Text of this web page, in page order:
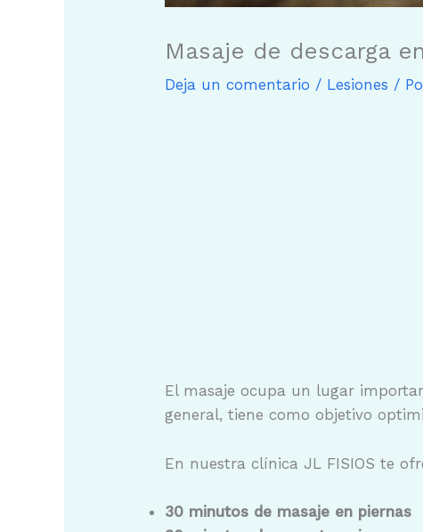
Masaje de descarga
Deja un comentario / Lesiones /
El masaje ocupa un lugar
general, tiene como objetivo
En nuestra clínica JL FISIOS te
30 minutos de masaje en piernas